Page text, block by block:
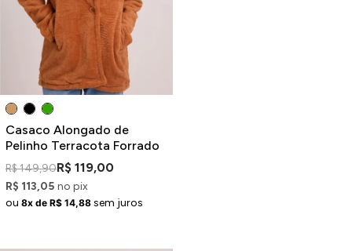
Casaco Alongado de
Pelinho Terracota Forrado
R$ 149,90R$ 119,00
R$ 113,05 no pix
ou 8x de R$ 14,88 sem juros